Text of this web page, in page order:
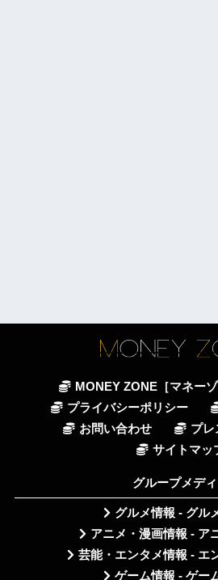
MONEY ZONE［マネー
プライバシーポリシー
お問い合わせ
プレ
サイトマッ
グループメデ
グルメ情報 - グル
アニメ・漫画情報 - ア
芸能・エンタメ情報 - エ
ゲーム情報 - ゲー